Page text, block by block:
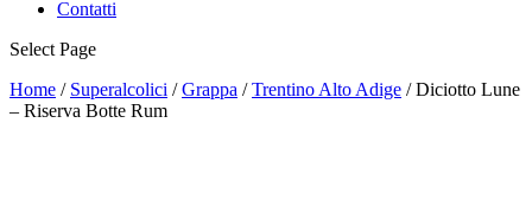
Contatti
Select Page
Home / Superalcolici /Grappa /Trentino Alto Adige / Diciotto Lune
– Riserva Botte Rum